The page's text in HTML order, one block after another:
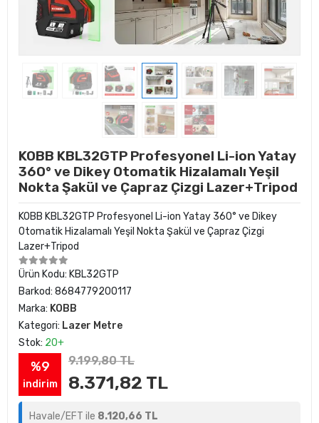
KOBB KBL32GTP Profesyonel Li-ion Yatay
360° ve Dikey Otomatik Hizalamalı Yeşil
Nokta Şakül ve Çapraz Çizgi Lazer+Tripod
KOBB KBL32GTP Profesyonel Li-ion Yatay 360° ve Dikey
Otomatik Hizalamalı Yeşil Nokta Şakül ve Çapraz Çizgi
Lazer+Tripod
Ürün Kodu: KBL32GTP
Barkod: 8684779200117
Marka: KOBB
Kategori: Lazer Metre
Stok: 20+
%9
indirim
9.199,80 TL
8.371,82 TL
Havale/EFT ile 8.120,66 TL